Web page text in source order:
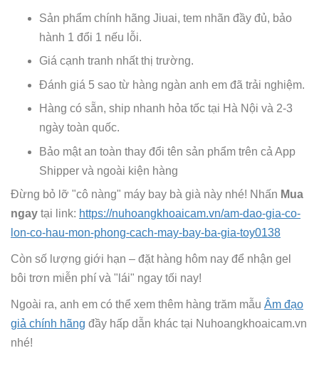
Sản phẩm chính hãng Jiuai, tem nhãn đầy đủ, bảo
hành 1 đổi 1 nếu lỗi.
Giá cạnh tranh nhất thị trường.
Đánh giá 5 sao từ hàng ngàn anh em đã trải nghiệm.
Hàng có sẵn, ship nhanh hỏa tốc tại Hà Nội và 2-3
ngày toàn quốc.
Bảo mật an toàn thay đổi tên sản phẩm trên cả App
Shipper và ngoài kiện hàng
Đừng bỏ lỡ "cô nàng" máy bay bà già này nhé! Nhấn Mua
ngay tại link: https://nuhoangkhoaicam.vn/am-dao-gia-co-
lon-co-hau-mon-phong-cach-may-bay-ba-gia-toy0138
Còn số lượng giới hạn – đặt hàng hôm nay để nhận gel
bôi trơn miễn phí và "lái" ngay tối nay!
Ngoài ra, anh em có thể xem thêm hàng trăm mẫu Âm đạo
giả chính hãng đầy hấp dẫn khác tại Nuhoangkhoaicam.vn
nhé!